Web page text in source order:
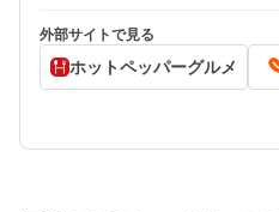
外部サイトで見る
ホットペッパーグルメ